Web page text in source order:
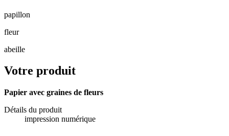
papillon
fleur
abeille
Votre produit
Papier avec graines de fleurs
Détails du produit
impression numérique